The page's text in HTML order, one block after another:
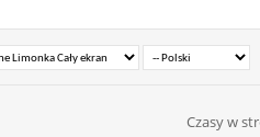
Czasy w